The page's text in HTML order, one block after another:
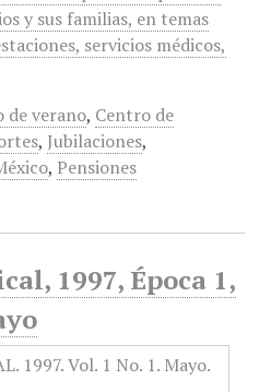
y sus familias, en temas
servicios médicos,
de verano, Centro de
, Jubilaciones,
, Pensiones
1997, Época 1,